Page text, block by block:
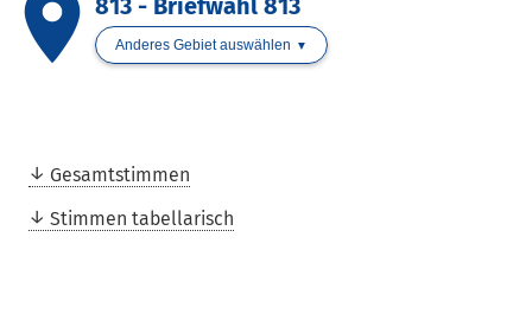
place813 - Briefwahl 813
Anderes Gebiet auswählen
Gesamtstimmen
Stimmen tabellarisch